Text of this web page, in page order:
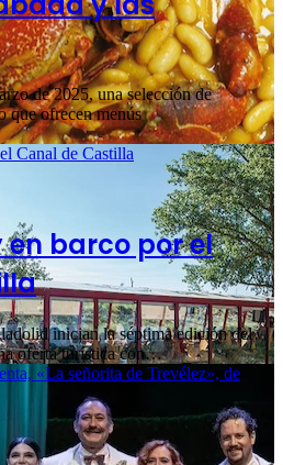
de 2025, una selección de
que ofrecen menús
Canal de Castilla
en barco por el
inician la séptima edición del
oferta turística con…
«La señorita de Trevélez», de